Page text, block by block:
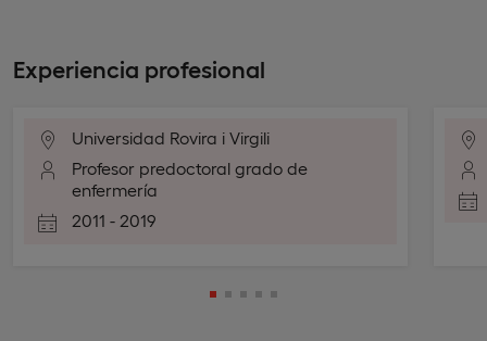
Experiencia profesional
Universidad Rovira i Virgili
Profesor predoctoral grado de
enfermería
2011 - 2019